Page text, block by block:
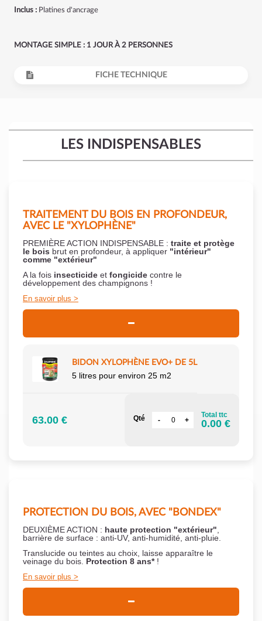
Inclus : Platines d'ancrage
MONTAGE SIMPLE : 1 JOUR À 2 PERSONNES
FICHE TECHNIQUE
LES INDISPENSABLES
TRAITEMENT DU BOIS EN PROFONDEUR,
AVEC LE "XYLOPHÈNE"
PREMIÈRE ACTION INDISPENSABLE : traite et protège
le bois brut en profondeur, à appliquer "intérieur"
comme "extérieur"
A la fois insecticide et fongicide contre le
développement des champignons !
En savoir plus
BIDON XYLOPHÈNE EVO+ DE 5L
5 litres pour environ 25 m2
63.00 € Qté Total ttc
0.00 €
PROTECTION DU BOIS, AVEC "BONDEX"
DEUXIÈME ACTION : haute protection "extérieur"
barrière de surface : anti-UV, anti-humidité, anti-pluie.
Translucide ou teintes au choix, laisse apparaître le
veinage du bois. Protection 8 ans*!
En savoir plus